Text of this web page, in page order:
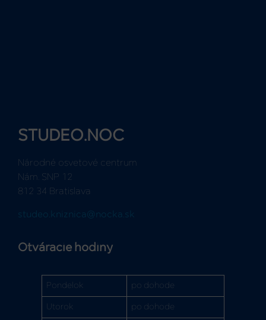
STUDEO.NOC
Národné osvetové centrum
Nám. SNP 12
812 34 Bratislava
studeo.kniznica@nocka.sk
Otváracie hodiny
Pondelok po dohode
Utorok po dohode